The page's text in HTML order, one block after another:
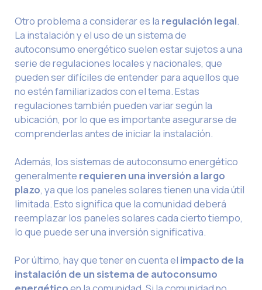
Otro problema a considerar es la regulación legal.
La instalación y el uso de un sistema de
autoconsumo energético suelen estar sujetos a una
serie de regulaciones locales y nacionales, que
pueden ser difíciles de entender para aquellos que
no estén familiarizados con el tema. Estas
regulaciones también pueden variar según la
ubicación, por lo que es importante asegurarse de
comprenderlas antes de iniciar la instalación.
Además, los sistemas de autoconsumo energético
generalmente requieren una inversión a largo
plazo, ya que los paneles solares tienen una vida útil
limitada. Esto significa que la comunidad deberá
reemplazar los paneles solares cada cierto tiempo,
lo que puede ser una inversión significativa.
Por último, hay que tener en cuenta el impacto de la
instalación de un sistema de autoconsumo